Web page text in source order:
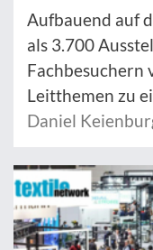
Aufbauend auf
als 3.700
Leitthemen zu
Daniel